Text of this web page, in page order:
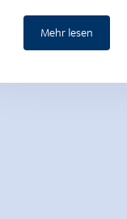
Mehr lesen